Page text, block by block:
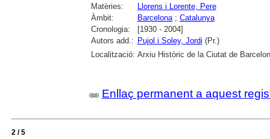
Matèries:
Llorens i Lorente, Pere
Àmbit:
Barcelona; Catalunya
Cronologia:
[1930 - 2004]
Autors add.: Pujol i Soley, Jordi (Pr.)
Localització: Arxiu Històric de la Ciutat de
Enllaç permanent a aquest
2 / 5